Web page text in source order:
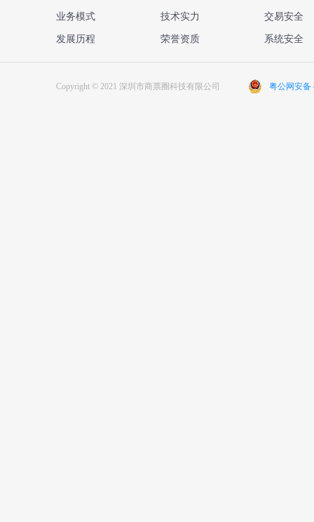
业务模式
发展历程
技术实力
荣誉资质
交易安全
系统安全
Copyright © 2021 深圳市商票圈科技有限公司 粤公网安备